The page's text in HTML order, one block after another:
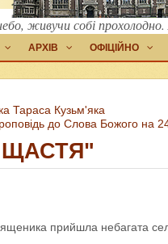
живучи собі
АРХІВ ОФІЦІЙНО
Тараса Кузьм'яка
до Слова Божого на
ЩАСТЯ"
прийшла небагата